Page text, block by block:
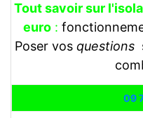
Tout savoir sur
euro :
Poser vos questions
09